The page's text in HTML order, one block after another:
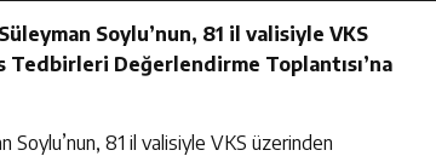
Soylu’nun, 81 il valisiyle VKS
Değerlendirme Toplantısı’na
Soylu’nun, 81 il valisiyle VKS üzerinden